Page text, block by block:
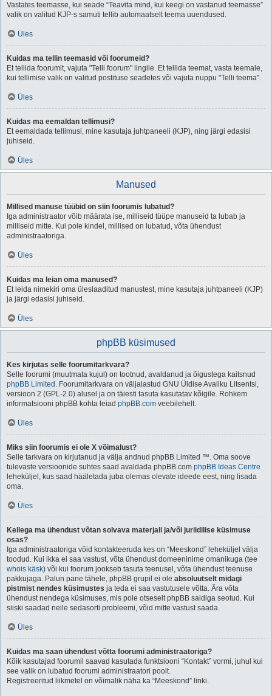
Vastates teemasse, kui seade “Teavita mind, kui keegi on vastanud teemasse”
valik on valitud KJP-s samuti tellib automaatselt teema uuendused.
Üles
Kuidas ma tellin teemasid või foorumeid?
Et tellida foorumit, vajuta "Telli foorum" lingile. Et tellida teemat, vasta teemale,
kui tellimise valik on valitud postituse seadetes või vajuta nuppu "Telli teema".
Üles
Kuidas ma eemaldan tellimusi?
Et eemaldada tellimusi, mine kasutaja juhtpaneeli (KJP), ning järgi edasisi
juhiseid.
Üles
Manused
Millised manuse tüübid on siin foorumis lubatud?
Iga administraator võib määrata ise, milliseid tüüpe manuseid ta lubab ja
milliseid mitte. Kui pole kindel, millised on lubatud, võta ühendust
administraatoriga.
Üles
Kuidas ma leian oma manused?
Et leida nimekiri oma üleslaaditud manustest, mine kasutaja juhtpaneeli (KJP)
ja järgi edasisi juhiseid.
Üles
phpBB küsimused
Kes kirjutas selle foorumitarkvara?
Selle foorumi (muutmata kujul) on tootnud, avaldanud ja õigustega kaitsnud
phpBB Limited . Foorumitarkvara on väljalastud GNU Üldise Avaliku Litsentsi,
versioon 2 (GPL-2.0) alusel ja on täiesti tasuta kasutatav kõigile. Rohkem
informatsiooni phpBB kohta leiad phpBB.com veebilehelt.
Üles
Miks siin foorumis ei ole X võimalust?
Selle tarkvara on kirjutanud ja välja andnud phpBB Limited ™. Oma soove
tulevaste versioonide suhtes saad avaldada phpBB.com phpBB Ideas Centre
leheküljel, kus saad hääletada juba olemas olevate ideede eest, ning lisada
oma.
Üles
Kellega ma ühendust võtan solvava materjali ja/või juriidilise küsimuse
osas?
Iga administraatoriga võid kontakteeruda kes on “Meeskond” leheküljel välja
toodud. Kui ikka ei saa vastust, võta ühendust domeeninime omanikuga (tee
whois käsk) või kui foorum jookseb tasuta teenusel, võta ühendust teenuse
pakkujaga. Palun pane tähele, phpBB grupil ei ole absoluutselt midagi
pistmist nendes küsimustes ja teda ei saa vastutusele võtta. Ära võta
ühendust nendega küsimuses, mis pole otseselt phpBB saidiga seotud. Kui
siiski saadad neile sedasorti probleemi, võid mitte vastust saada.
Üles
Kuidas ma saan ühendust võtta foorumi administraatoriga?
Kõik kasutajad foorumil saavad kasutada funktsiooni “Kontakt” vormi, juhul kui
see valik on lubatud foorumi administraatori poolt.
Registreeritud liikmetel on võimalik näha ka “Meeskond” linki.